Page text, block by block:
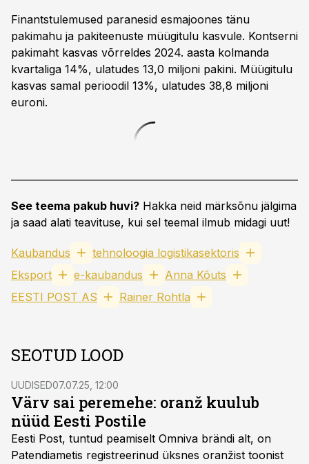
Finantstulemused paranesid esmajoones tänu
pakimahu ja pakiteenuste müügitulu kasvule. Kontserni
pakimaht kasvas võrreldes 2024. aasta kolmanda
kvartaliga 14%, ulatudes 13,0 miljoni pakini. Müügitulu
kasvas samal perioodil 13%, ulatudes 38,8 miljoni
euroni.
See teema pakub huvi? Hakka neid märksõnu jälgima
ja saad alati teavituse, kui sel teemal ilmub midagi uut!
Kaubandus
tehnoloogia logistikasektoris
Eksport
e-kaubandus
Anna Kõuts
EESTI POST AS
Rainer Rohtla
SEOTUD LOOD
UUDISED07.07.25, 12:00
Värv sai peremehe: oranž kuulub
nüüd Eesti Postile
Eesti Post, tuntud peamiselt Omniva brändi alt, on
Patendiametis registreerinud üksnes oranžist toonist